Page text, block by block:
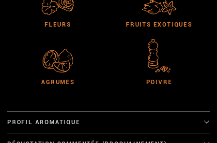
FLEURS FRUITS EXOTIQUES
AGRUMES POIVRE
PROFIL AROMATIQUE